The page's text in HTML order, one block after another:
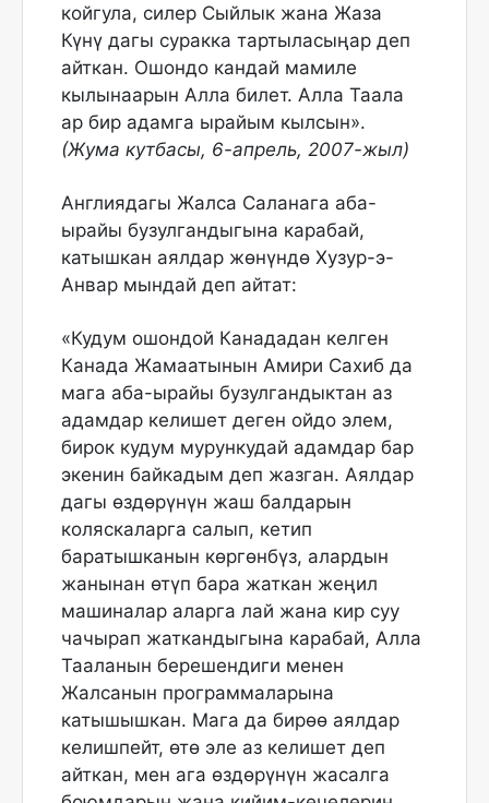
койгула, силер Сыйлык жана Жаза
Күнү дагы суракка тартыласыңар деп
айткан. Ошондо кандай мамиле
кылынаарын Алла билет. Алла Таала
ар бир адамга ырайым кылсын».
(Жума кутбасы, 6-апрель, 2007-жыл)
Англиядагы Жалса Саланага аба-
ырайы бузулгандыгына карабай,
катышкан аялдар жөнүндө Хузур-э-
Анвар мындай деп айтат:
«Кудум ошондой Канададан келген
Канада Жамаатынын Амири Сахиб да
мага аба-ырайы бузулгандыктан аз
адамдар келишет деген ойдо элем,
бирок кудум мурункудай адамдар бар
экенин байкадым деп жазган. Аялдар
дагы өздөрүнүн жаш балдарын
коляскаларга салып, кетип
баратышканын көргөнбүз, алардын
жанынан өтүп бара жаткан жеңил
машиналар аларга лай жана кир суу
чачырап жаткандыгына карабай, Алла
Тааланын берешендиги менен
Жалсанын программаларына
катышышкан. Мага да бирөө аялдар
келишпейт, өтө эле аз келишет деп
айткан, мен ага өздөрүнүн жасалга